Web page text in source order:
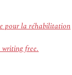
pour la réhabilitation
writing free.